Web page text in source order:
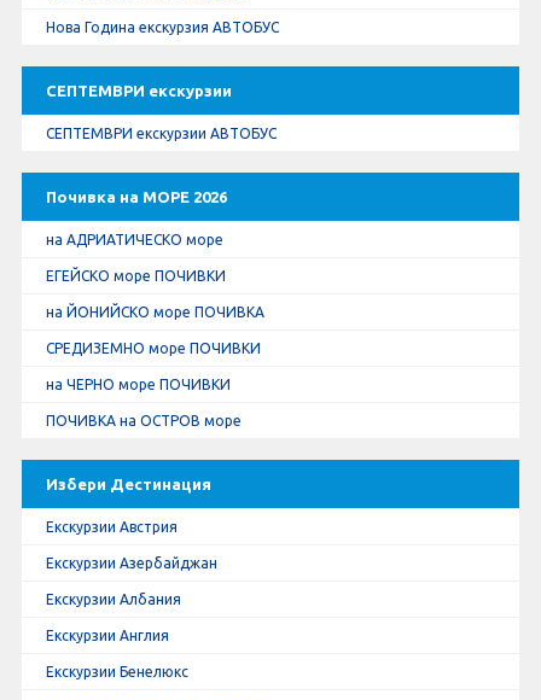
Албатрос Турс
Документи
Стандартен Формуляр
Нова Година екскурзия АВТОБУС
СЕПТЕМВРИ екскурзии
СЕПТЕМВРИ екскурзии АВТОБУС
Почивка на МОРЕ 2026
на АДРИАТИЧЕСКО море
ЕГЕЙСКО море ПОЧИВКИ
на ЙОНИЙСКО море ПОЧИВКА
СРЕДИЗЕМНО море ПОЧИВКИ
на ЧЕРНО море ПОЧИВКИ
ПОЧИВКА на ОСТРОВ море
Избери Дестинация
Екскурзии Австрия
Екскурзии Азербайджан
Екскурзии Албания
Екскурзии Англия
Екскурзии Бенелюкс